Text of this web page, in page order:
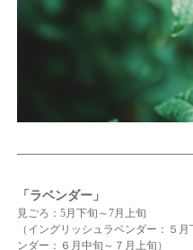
「ラベンダー」
見ごろ：5月下旬～7月上旬
（イングリッシュラベンダー：５
ンダー：６月中旬～７月上旬）